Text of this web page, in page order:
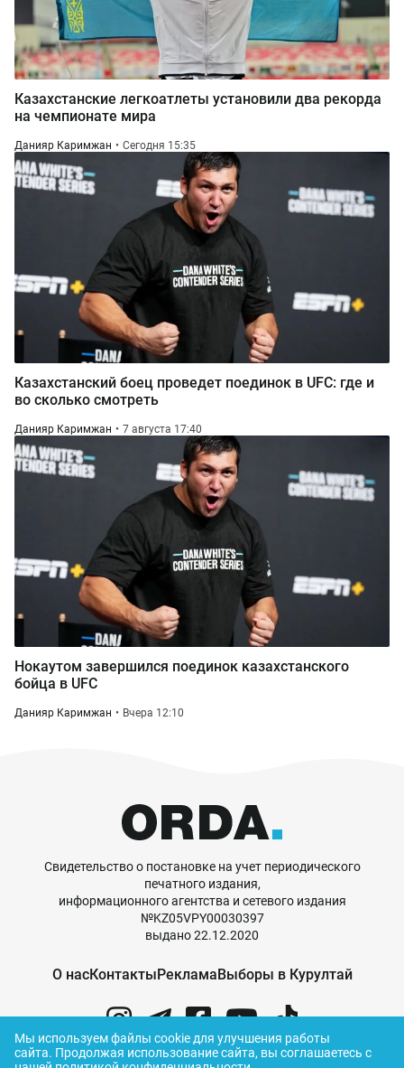
Казахстанские легкоатлеты установили два рекорда
на чемпионате мира
Данияр Каримжан Сегодня 15:35
Казахстанский боец проведет поединок в UFC: где и
во сколько смотреть
Данияр Каримжан 7 августа 17:40
Нокаутом завершился поединок казахстанского
бойца в UFC
Данияр Каримжан Вчера 12:10
Свидетельство о постановке на учет периодического
печатного издания,
информационного агентства и сетевого издания
№KZ05VPY00030397
выдано 22.12.2020
О насКонтактыРекламаВыборы в Курултай
Мы используем файлы cookie для улучшения работы
сайта. Продолжая использование сайта, вы соглашаетесь с